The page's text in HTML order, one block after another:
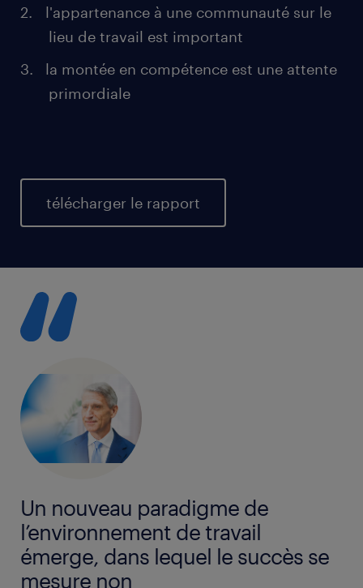
l'appartenance à une communauté sur le
lieu de travail est important
la montée en compétence est une attente
primordiale
télécharger le rapport
Un nouveau paradigme de
l’environnement de travail
émerge, dans lequel le succès se
mesure non